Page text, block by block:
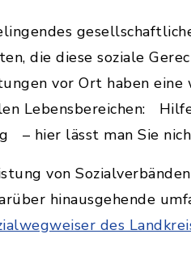
die diese soziale
vor Ort haben
Lebensbereichen:
– hier lässt man Sie
von
hinausgehende
des